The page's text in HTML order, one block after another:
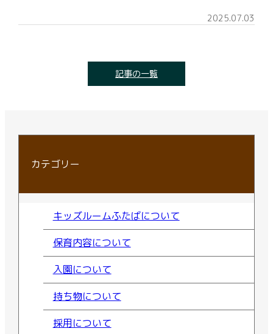
2025.07.03
記事の一覧
カテゴリー
キッズルームふたばについて
保育内容について
入園について
持ち物について
採用について